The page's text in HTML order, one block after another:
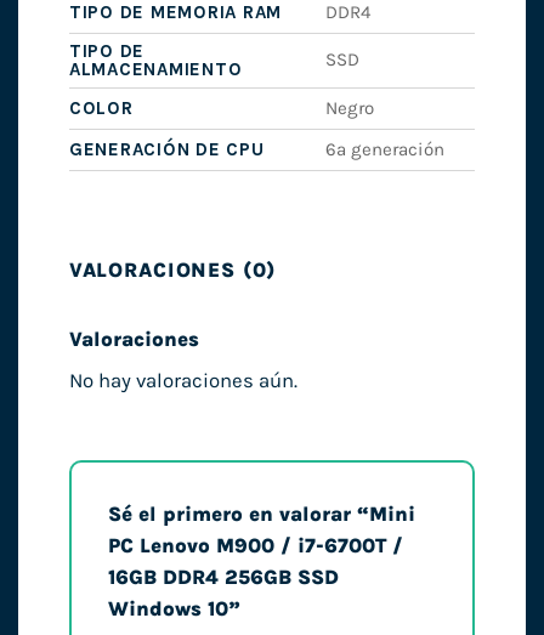
TIPO DE MEMORIA RAM
DDR4
TIPO DE
ALMACENAMIENTO
SSD
COLOR
Negro
GENERACIÓN DE CPU
6ª generación
VALORACIONES (0)
Valoraciones
No hay valoraciones aún.
Sé el primero en valorar “Mini
PC Lenovo M900 / i7-6700T /
16GB DDR4 256GB SSD
Windows 10”